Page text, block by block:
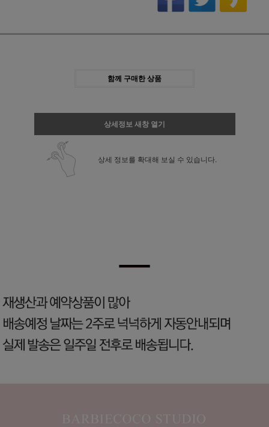
함께 구매한 상품
상세정보 새창 열기
상세 정보를 확대해 보실 수 있습니다.